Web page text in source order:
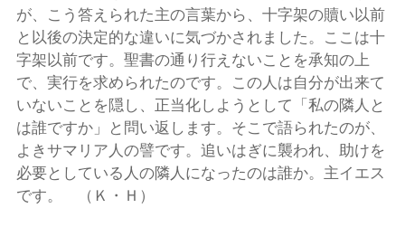
が、こう答えられた主の言葉から、十字架の贖い以前
と以後の決定的な違いに気づかされました。ここは十
字架以前です。聖書の通り行えないことを承知の上
で、実行を求められたのです。この人は自分が出来て
いないことを隠し、正当化しようとして「私の隣人と
は誰ですか」と問い返します。そこで語られたのが、
よきサマリア人の譬です。追いはぎに襲われ、助けを
必要としている人の隣人になったのは誰か。主イエス
です。 （Ｋ・Ｈ）